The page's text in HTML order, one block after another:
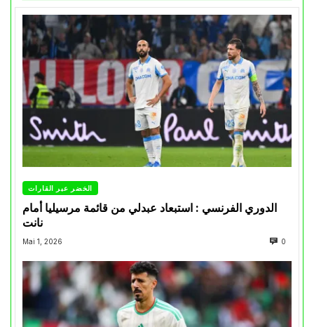
الخضر عبر القارات
الدوري الفرنسي : استبعاد عبدلي من قائمة مرسيليا أمام
نانت
Mai 1, 2026 0